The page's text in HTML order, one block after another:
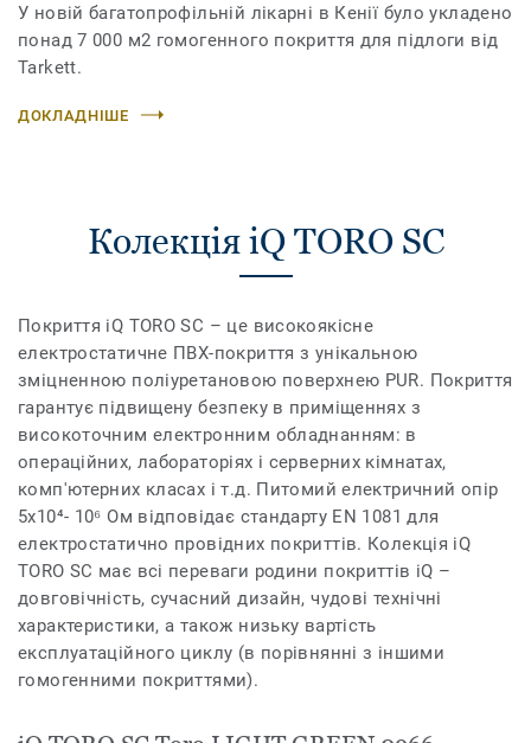
У новій багатопрофільній лікарні в Кенії було укладено
понад 7 000 м2 гомогенного покриття для підлоги від
Tarkett.
ДОКЛАДНІШЕ
Колекція iQ TORO SC
Покриття iQ TORO SC – це високоякісне
електростатичне ПВХ-покриття з унікальною
зміцненною поліуретановою поверхнею PUR. Покриття
гарантує підвищену безпеку в приміщеннях з
високоточним електронним обладнанням: в
операційних, лабораторіях і серверних кімнатах,
комп'ютерних класах і т.д. Питомий електричний опір
5x10⁴- 10⁶ Ом відповідає стандарту EN 1081 для
електростатично провідних покриттів. Колекція iQ
TORO SC має всі переваги родини покриттів iQ –
довговічність, сучасний дизайн, чудові технічні
характеристики, а також низьку вартість
експлуатаційного циклу (в порівнянні з іншими
гомогенними покриттями).